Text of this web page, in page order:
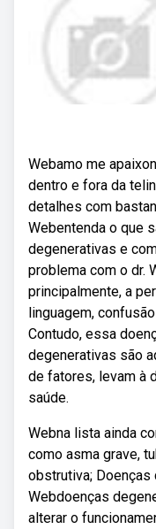
Webamo me
dentro e fora da
detalhes com
Webentenda o que
degenerativas e
problema com o dr.
principalmente, a
linguagem,
Contudo, essa
degenerativas são
de fatores, levam à
saúde.
Webna lista ainda
como asma grave,
obstrutiva; Doenças
Webdoenças
alterar o